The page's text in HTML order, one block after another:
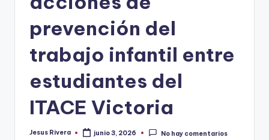
prevención del
trabajo infantil entre
estudiantes del
ITACE Victoria
Publicado
Jesus Rivera junio 3, 2026 No hay comentarios